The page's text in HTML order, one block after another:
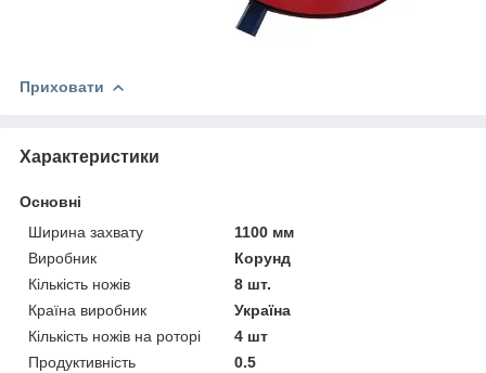
Приховати
Характеристики
Основні
Ширина захвату
1100 мм
Виробник
Корунд
Кількість ножів
8 шт.
Країна виробник
Україна
Кількість ножів на роторі
4 шт
Продуктивність
0.5